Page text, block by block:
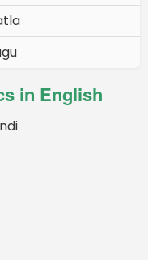
in English